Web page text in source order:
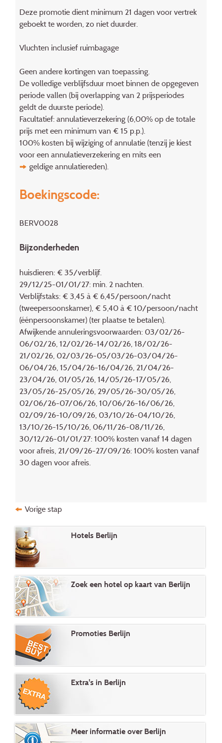
Deze promotie dient minimum 21 dagen voor vertrek
geboekt te worden, zo niet duurder.
Vluchten inclusief ruimbagage
Geen andere kortingen van toepassing.
De volledige verblijfsduur moet binnen de opgegeven
periode vallen (bij overlapping van 2 prijsperiodes
geldt de duurste periode).
Facultatief: annulatieverzekering (6,00% op de totale
prijs met een minimum van € 15 p.p.).
100% kosten bij wijziging of annulatie (tenzij je kiest
voor een annulatieverzekering en mits een
geldige annulatiereden).
Boekingscode:
BERV0028
Bijzonderheden
huisdieren: € 35/verblijf.
29/12/25-01/01/27: min. 2 nachten.
Verblijfstaks: € 3,45 à € 6,45/persoon/nacht
(tweepersoonskamer), € 5,40 à € 10/persoon/nacht
(éénpersoonskamer) (ter plaatse te betalen).
Afwijkende annuleringsvoorwaarden: 03/02/26-
06/02/26, 12/02/26-14/02/26, 18/02/26-
21/02/26, 02/03/26-05/03/26-03/04/26-
06/04/26, 15/04/26-16/04/26, 21/04/26-
23/04/26, 01/05/26, 14/05/26-17/05/26,
23/05/26-25/05/26, 29/05/26-30/05/26,
02/06/26-07/06/26, 10/06/26-16/06/26,
02/09/26-10/09/26, 03/10/26-04/10/26,
13/10/26-15/10/26, 06/11/26-08/11/26,
30/12/26-01/01/27: 100% kosten vanaf 14 dagen
voor afreis, 21/09/26-27/09/26: 100% kosten vanaf
30 dagen voor afreis.
Vorige stap
Hotels Berlijn
Zoek een hotel op kaart van Berlijn
Promoties Berlijn
Extra's in Berlijn
Meer informatie over Berlijn